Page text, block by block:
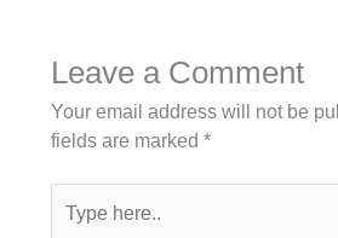
Leave a Comment
Your email address will not be
fields are marked *
here..